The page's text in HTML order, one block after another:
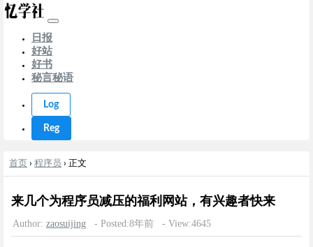
日报
好站
好书
秘言秘语
Log
Reg
首页 › 程序员 › 正文
来几个为程序员减压的福利网站，有兴趣者快来
Author: zaosuijing - Posted:8年前 - View:4645